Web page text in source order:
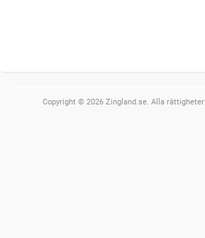
Copyright © 2026 Zingland.se. Alla